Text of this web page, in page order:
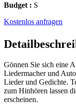
Budget : S
Kostenlos anfragen
Gönnen Sie sich eine
Liedermacher und
Lieder und Gedichte.
zum Hinhören lassen
erscheinen.